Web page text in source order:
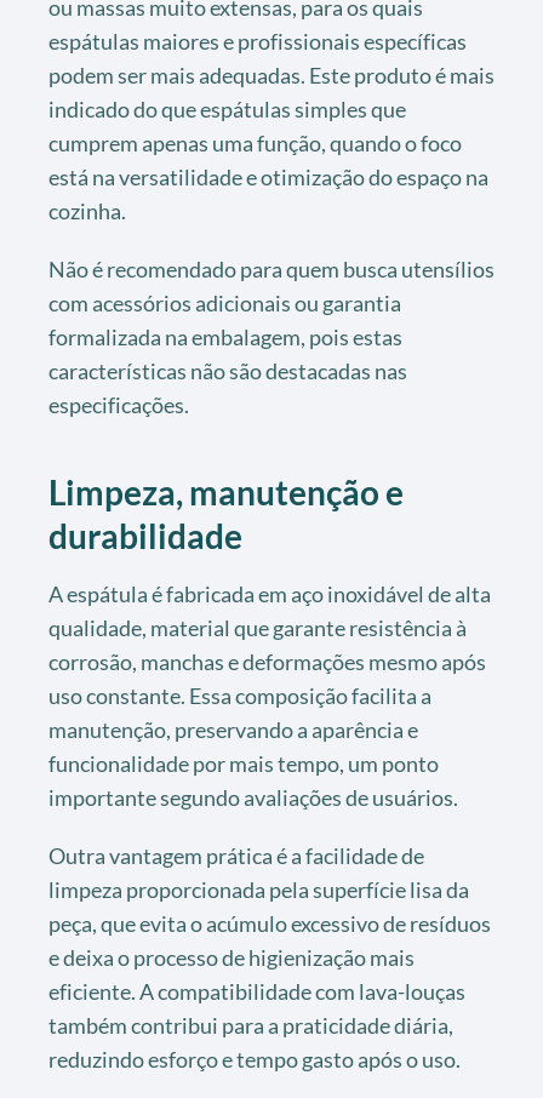
ou massas muito extensas, para os quais
espátulas maiores e profissionais específicas
podem ser mais adequadas. Este produto é mais
indicado do que espátulas simples que
cumprem apenas uma função, quando o foco
está na versatilidade e otimização do espaço na
cozinha.
Não é recomendado para quem busca utensílios
com acessórios adicionais ou garantia
formalizada na embalagem, pois estas
características não são destacadas nas
especificações.
Limpeza, manutenção e
durabilidade
A espátula é fabricada em aço inoxidável de alta
qualidade, material que garante resistência à
corrosão, manchas e deformações mesmo após
uso constante. Essa composição facilita a
manutenção, preservando a aparência e
funcionalidade por mais tempo, um ponto
importante segundo avaliações de usuários.
Outra vantagem prática é a facilidade de
limpeza proporcionada pela superfície lisa da
peça, que evita o acúmulo excessivo de resíduos
e deixa o processo de higienização mais
eficiente. A compatibilidade com lava-louças
também contribui para a praticidade diária,
reduzindo esforço e tempo gasto após o uso.